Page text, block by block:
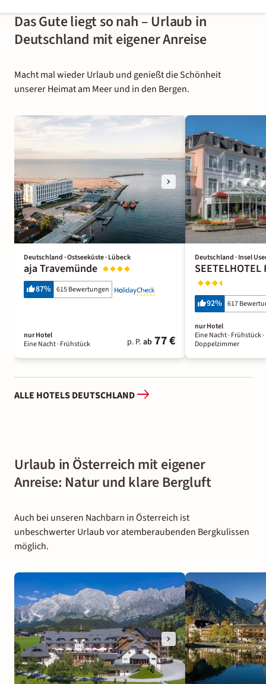
Das Gute liegt so nah – Urlaub in
Deutschland mit eigener Anreise
Macht mal wieder Urlaub und genießt die Schönheit
unserer Heimat am Meer und in den Bergen.
Deutschland · Ostseeküste · Lübeck
aja Travemünde
87% 615 Bewertungen
nur Hotel
Eine Nacht· Frühstück p. P. ab 77 €
Deutschland · Insel
92% 617
nur Hotel
Eine Nacht· Frühstück·
Doppelzimmer
ALLE HOTELS DEUTSCHLAND
Urlaub in Österreich mit eigener
Anreise: Natur und klare Bergluft
Auch bei unseren Nachbarn in Österreich ist
unbeschwerter Urlaub vor atemberaubenden Bergkulissen
möglich.